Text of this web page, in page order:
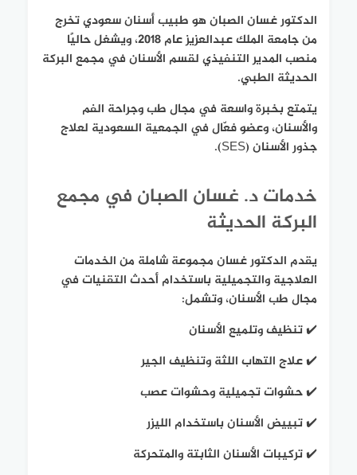
الدكتور غسان الصبان هو طبيب أسنان سعودي تخرج
من جامعة الملك عبدالعزيز عام 2018، ويشغل حاليًا
منصب المدير التنفيذي لقسم الأسنان في مجمع البركة
الحديثة الطبي.
يتمتع بخبرة واسعة في مجال طب وجراحة الفم
والأسنان، وعضو فعّال في الجمعية السعودية لعلاج
جذور الأسنان (SES).
خدمات د. غسان الصبان في مجمع
البركة الحديثة
يقدم الدكتور غسان مجموعة شاملة من الخدمات
العلاجية والتجميلية باستخدام أحدث التقنيات في
مجال طب الأسنان، وتشمل:
✔️ تنظيف وتلميع الأسنان
✔️ علاج التهاب اللثة وتنظيف الجير
✔️ حشوات تجميلية وحشوات عصب
✔️ تبييض الأسنان باستخدام الليزر
✔️ تركيبات الأسنان الثابتة والمتحركة